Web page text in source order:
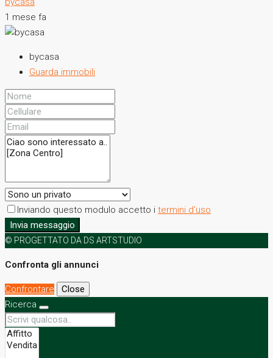
1 mese fa
bycasa
Guarda immobili
Inviando questo modulo accetto i termini d'uso
Invia messaggio
© PROGETTATO DA DS ARTSTUDIO
Confronta gli annunci
Confrontare
Close
Ricerca